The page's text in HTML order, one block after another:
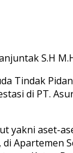
S.H
Tindak
di PT.
aset-
Apartemen